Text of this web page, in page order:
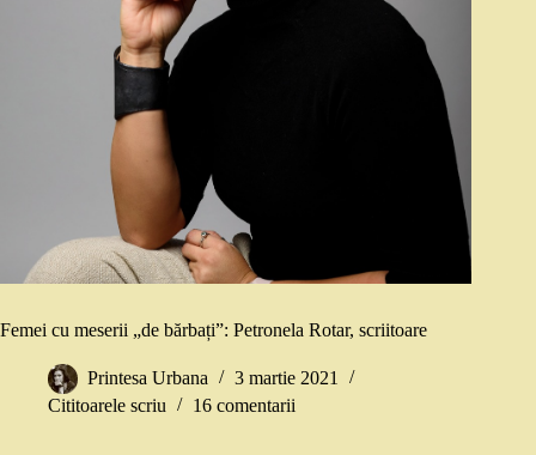
Femei cu meserii „de bărbați”: Petronela Rotar, scriitoare
Printesa Urbana
3 martie 2021
Cititoarele scriu
16 comentarii